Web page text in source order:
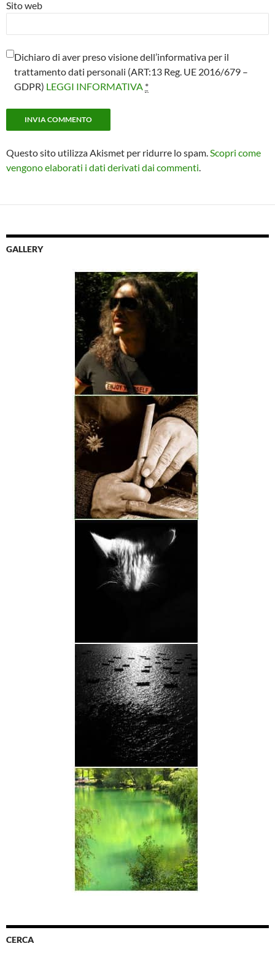
Sito web
Dichiaro di aver preso visione dell’informativa per il
trattamento dati personali (ART:13 Reg. UE 2016/679 –
GDPR) LEGGI INFORMATIVA *
Questo sito utilizza Akismet per ridurre lo spam.Scopri come
vengono elaborati i dati derivati dai commenti.
GALLERY
CERCA